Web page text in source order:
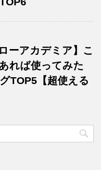
ーアカデミア】こ
れば使ってみた
TOP5【超使える